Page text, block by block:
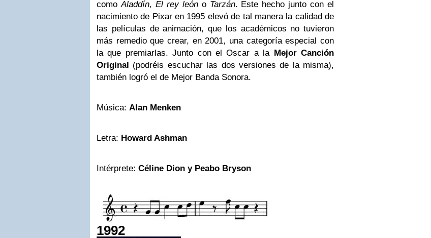
comoAladdín, El rey león o Tarzán. Este hecho junto con el
nacimiento de Pixar en 1995 elevó de tal manera la calidad de
las películas de animación, que los académicos no tuvieron
más remedio que crear, en 2001, una categoría especial con
la que premiarlas. Junto con el Oscar a la Mejor Canción
Original (podréis escuchar las dos versiones de la misma),
también logró el de Mejor Banda Sonora.
Música: Alan Menken
Letra: Howard Ashman
Intérprete: Céline Dion y Peabo Bryson
1992